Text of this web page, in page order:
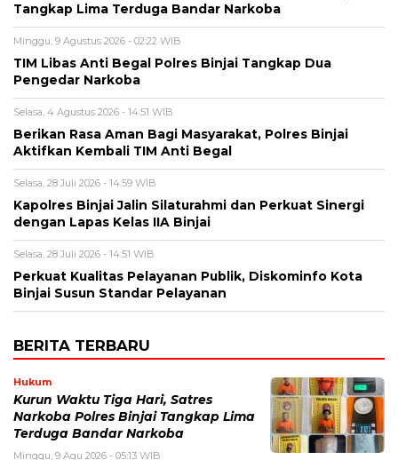
Tangkap Lima Terduga Bandar Narkoba
Minggu, 9 Agustus 2026 - 02:22 WIB
TIM Libas Anti Begal Polres Binjai Tangkap Dua
Pengedar Narkoba
Selasa, 4 Agustus 2026 - 14:51 WIB
Berikan Rasa Aman Bagi Masyarakat, Polres Binjai
Aktifkan Kembali TIM Anti Begal
Selasa, 28 Juli 2026 - 14:59 WIB
Kapolres Binjai Jalin Silaturahmi dan Perkuat Sinergi
dengan Lapas Kelas IIA Binjai
Selasa, 28 Juli 2026 - 14:51 WIB
Perkuat Kualitas Pelayanan Publik, Diskominfo Kota
Binjai Susun Standar Pelayanan
BERITA TERBARU
Hukum
Kurun Waktu Tiga Hari, Satres
Narkoba Polres Binjai Tangkap Lima
Terduga Bandar Narkoba
Minggu, 9 Agu 2026 - 05:13 WIB